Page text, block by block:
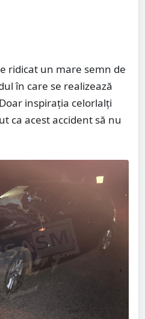
ridicat un mare semn de
în care se realizează
inspirația celorlalți
ca acest accident să nu